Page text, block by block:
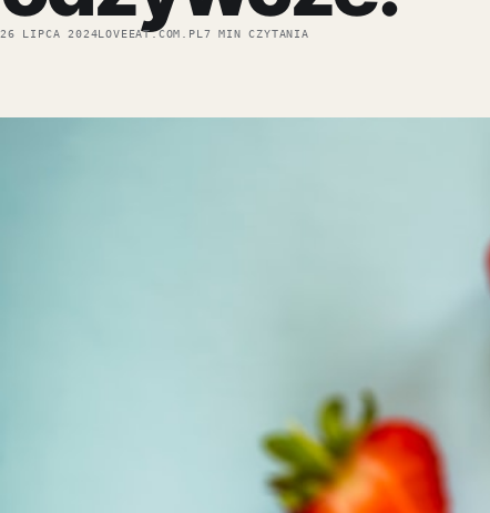
26 LIPCA 2024LOVEEAT.COM.PL 7 MIN CZYTANIA